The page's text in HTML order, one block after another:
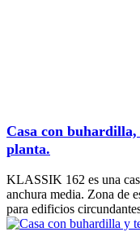
Casa con
planta.
KLASSIK 162 es una
anchura media. Zona de
para edificios